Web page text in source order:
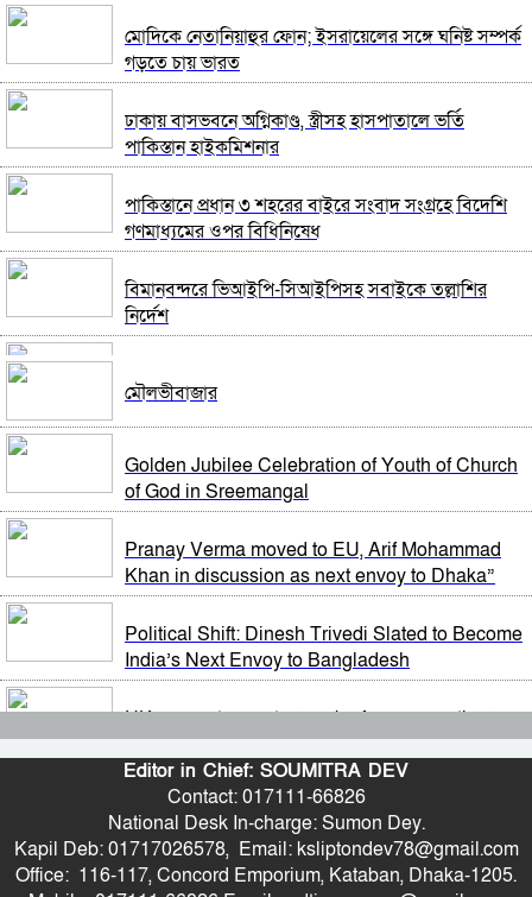
পাইপলাইনের মাধ্যমে ভারত থেকে আরও বেশি ডিজেল
চেয়েছি: জ্বালানিমন্ত্রী
যথাযোগ্য মর্যাদায় সিলেটে জুলাই গণঅভ্যুত্থান দিবস
পালিত
শেখ হাসিনাকে কথা বলতে দেওয়া দুই দেশের সম্পর্কের
জন্য ক্ষতিকর: পররাষ্ট্র মন্ত্রণালয়
ভিডিও ডকুমেন্টারি প্রদর্শনের পর ‘ভুয়া’ স্লোগান, জুলাই যোদ্ধা
ও শহিদ পরিবারের সংবর্ধনা অনুষ্ঠানে হট্টগোল
সাবেক প্রধানমন্ত্রী শেখ হাসিনাকে সেদিন ভারতে পৌঁছে দেন
মন্ত্রিসভা থেকে বাদ পড়তে পারেন অনেকেই, নতুন করে
আলোচনায় যেসব নাম
সংবিধান থেকে বাতিল হতে পারে শেখ মুজিবুর রহমানের
‘জাতির পিতা’ স্বীকৃতি
চিফ প্রসিকিউটর; বিদ্বেষমূলক না হলে হাসিনার বক্তব্য
প্রচারে আইনগত বাধা নেই
স্বরাষ্ট্রমন্ত্রী
মোদিকে নেতানিয়াহুর ফোন; ইসরায়েলের সঙ্গে ঘনিষ্ট সম্পর্ক
গড়তে চায় ভারত
ঢাকায় বাসভবনে অগ্নিকাণ্ড, স্ত্রীসহ হাসপাতালে ভর্তি
পাকিস্তান হাইকমিশনার
পাকিস্তানে প্রধান ৩ শহরের বাইরে সংবাদ সংগ্রহে বিদেশি
গণমাধ্যমের ওপর বিধিনিষেধ
বিমানবন্দরে ভিআইপি-সিআইপিসহ সবাইকে তল্লাশির
নির্দেশ
ভারত সফরের সিদ্ধান্ত প্রধানমন্ত্রী নেবেন: পররাষ্ট্র প্রতিমন্ত্রী
আওয়ামী লীগ আমাদের শত্রু নয়, অচিরেই আওয়ামী লীগ
সচিব পদে পদোন্নতি পেলেন জেসমিন নাহার
পুলিশের ৭ কর্মকর্তাকে বদলি
মৌলভীবাজার
Golden Jubilee Celebration of Youth of Church
of God in Sreemangal
Pranay Verma moved to EU, Arif Mohammad
Khan in discussion as next envoy to Dhaka”
Political Shift: Dinesh Trivedi Slated to Become
India’s Next Envoy to Bangladesh
UK moves to create ‘smoke-free generation’
with landmark tobacco bill
Not Rust, but Tetanus Bacteria Pose the Real
Threat: When Should You Get Vaccinated?
Call for Structural Reforms in Agriculture and
Editor in Chief: SOUMITRA DEV
Contact: 017111-66826
National Desk In-charge: Sumon Dey.
Kapil Deb: 01717026578, Email: ksliptondev78@gmail.com
Office: 116-117, Concord Emporium, Kataban, Dhaka-1205.